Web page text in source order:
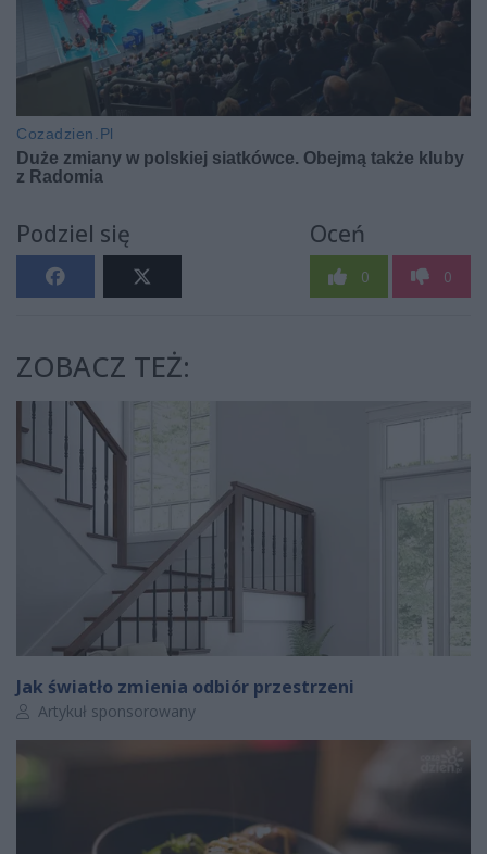
Podziel się Oceń
0 0
ZOBACZ TEŻ:
Jak światło zmienia odbiór przestrzeni
Autor artykułu:
Artykuł sponsorowany